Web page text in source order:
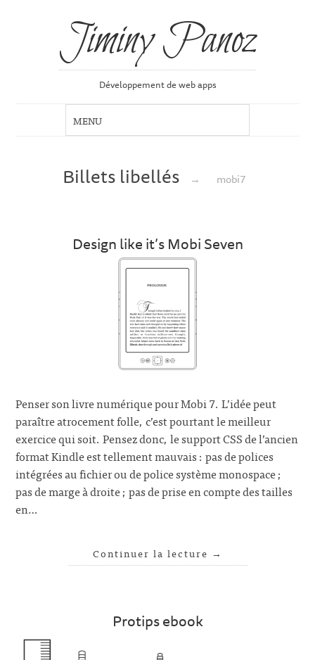
Jiminy Panoz
Développement de web apps
Billets libellés → mobi7
Design like it’s Mobi Seven
Penser son livre numérique pour Mobi 7. L’idée peut
paraître atrocement folle, c’est pourtant le meilleur
exercice qui soit. Pensez donc, le support CSS de l’ancien
format Kindle est tellement mauvais : pas de polices
intégrées au fichier ou de police système monospace ;
pas de marge à droite ; pas de prise en compte des tailles
en…
Continuer la lecture →
Protips ebook